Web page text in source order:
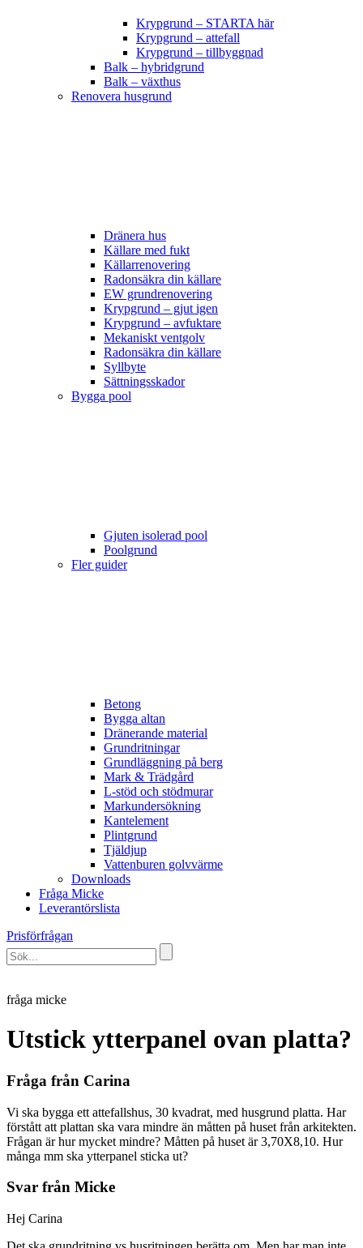
Krypgrund – STARTA här
Krypgrund – attefall
Krypgrund – tillbyggnad
Balk – hybridgrund
Balk – växthus
Renovera husgrund
Dränera hus
Källare med fukt
Källarrenovering
Radonsäkra din källare
EW grundrenovering
Krypgrund – gjut igen
Krypgrund – avfuktare
Mekaniskt ventgolv
Radonsäkra din källare
Syllbyte
Sättningsskador
Bygga pool
Gjuten isolerad pool
Poolgrund
Fler guider
Betong
Bygga altan
Dränerande material
Grundritningar
Grundläggning på berg
Mark & Trädgård
L-stöd och stödmurar
Markundersökning
Kantelement
Plintgrund
Tjäldjup
Vattenburen golvvärme
Downloads
Fråga Micke
Leverantörslista
Prisförfrågan
fråga micke
Utstick ytterpanel ovan platta?
Fråga från Carina
Vi ska bygga ett attefallshus, 30 kvadrat, med husgrund platta. Har
förstått att plattan ska vara mindre än måtten på huset från arkitekten.
Frågan är hur mycket mindre? Måtten på huset är 3,70X8,10. Hur
många mm ska ytterpanel sticka ut?
Svar från Micke
Hej Carina